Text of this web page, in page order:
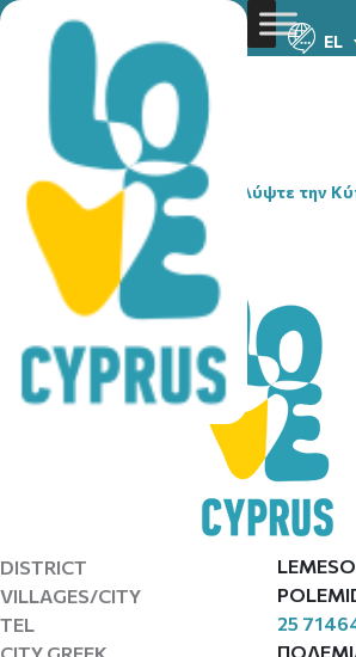
EL
You are here:Home» Ανακαλύψτε την
» SKALVENITIS
SKALVENITIS
DISTRICT
VILLAGES/CITY
TEL
25
CITY GREEK